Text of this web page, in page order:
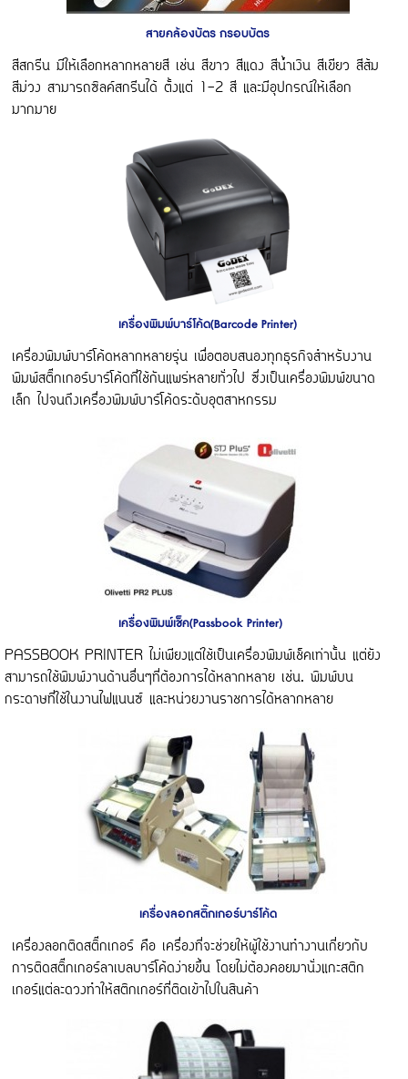
สายคล้องบัตร กรอบบัตร
สีสกรีน มีให้เลือกหลากหลายสี เช่น สีขาว สีแดง สีน้ำเงิน สีเขียว สีส้ม
สีม่วง สามารถซิลค์สกรีนได้ ตั้งแต่ 1-2 สี และมีอุปกรณ์ให้เลือก
มากมาย
เครื่องพิมพ์บาร์โค้ด(Barcode Printer)
เครื่องพิมพ์บาร์โค้ดหลากหลายรุ่น เพื่อตอบสนองทุกธุรกิจสำหรับงาน
พิมพ์สติ๊กเกอร์บาร์โค้ดที่ใช้กันแพร่หลายทั่วไป ซึ่งเป็นเครื่องพิมพ์ขนาด
เล็ก ไปจนถึงเครื่องพิมพ์บาร์โค้ดระดับอุตสาหกรรม
เครื่องพิมพ์เช็ค(Passbook Printer)
PASSBOOK PRINTER ไม่เพียงแต่ใช้เป็นเครื่องพิมพ์เช็คเท่านั้น แต่ยัง
สามารถใช้พิมพ์งานด้านอื่นๆที่ต้องการได้หลากหลาย เช่น. พิมพ์บน
กระดาษที่ใช้ในงานไฟแนนซ์ และหน่วยงานราชการได้หลากหลาย
เครื่องลอกสติ๊กเกอร์บาร์โค้ด
เครื่องลอกติดสติ๊กเกอร์ คือ เครื่องที่จะช่วยให้ผู้ใช้งานทำงานเกี่ยวกับ
การติดสติ๊กเกอร์ลาเบลบาร์โค้ดง่ายขึ้น โดยไม่ต้องคอยมานั่งแกะสติก
เกอร์แต่ละดวงทำให้สติกเกอร์ที่ติดเข้าไปในสินค้า